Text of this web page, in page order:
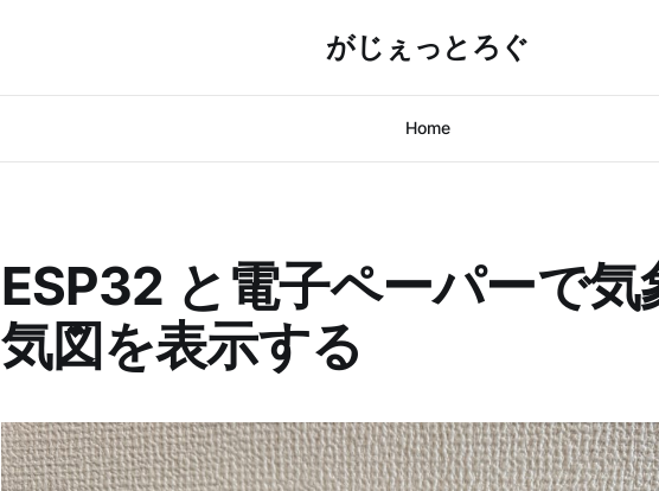
がじぇっとろぐ
Home
ESP32 と電子ペーパーで気
気図を表示する